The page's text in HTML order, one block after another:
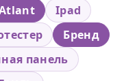
Ipad
Бренд
панель